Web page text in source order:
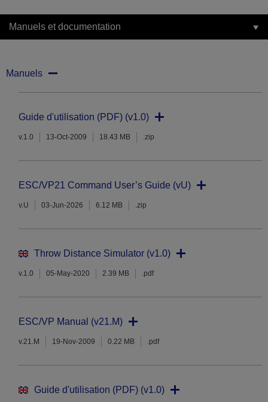
Manuels et documentation
Manuels
Guide d'utilisation (PDF) (v1.0)
v.1.0 13-Oct-2009 18.43 MB .zip
ESC/VP21 Command User’s Guide (vU)
v.U 03-Jun-2026 6.12 MB .zip
Throw Distance Simulator (v1.0)
v.1.0 05-May-2020 2.39 MB .pdf
ESC/VP Manual (v21.M)
v.21.M 19-Nov-2009 0.22 MB .pdf
Guide d'utilisation (PDF) (v1.0)